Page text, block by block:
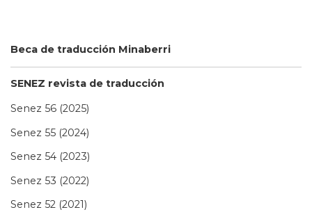
Beca de traducción Minaberri
SENEZ revista de traducción
Senez 56 (2025)
Senez 55 (2024)
Senez 54 (2023)
Senez 53 (2022)
Senez 52 (2021)